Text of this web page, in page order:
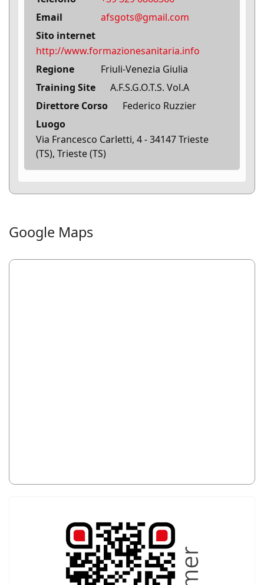
Email
afsgots@gmail.com
Sito internet
http://www.formazionesanitaria.info
Regione
Friuli-Venezia Giulia
Training Site
A.F.S.G.O.T.S. Vol.A
Direttore Corso
Federico Ruzzier
Luogo
Via Francesco Carletti, 4 - 34147 Trieste
(TS), Trieste (TS)
Google Maps